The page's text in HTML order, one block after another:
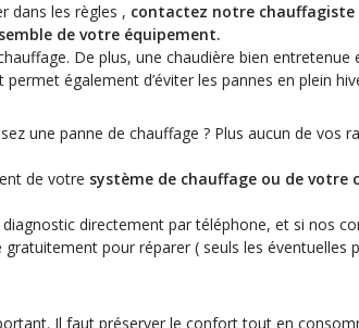
dans les règles , contactez notre chauffagiste
de votre équipement.
De plus, une chaudière bien entretenue
également d’éviter les pannes en plein
une panne de chauffage ? Plus aucun de vos
de votre système de chauffage ou de votre
directement par téléphone, et si nos
pour réparer ( seuls les éventuelles
Il faut préserver le confort tout en